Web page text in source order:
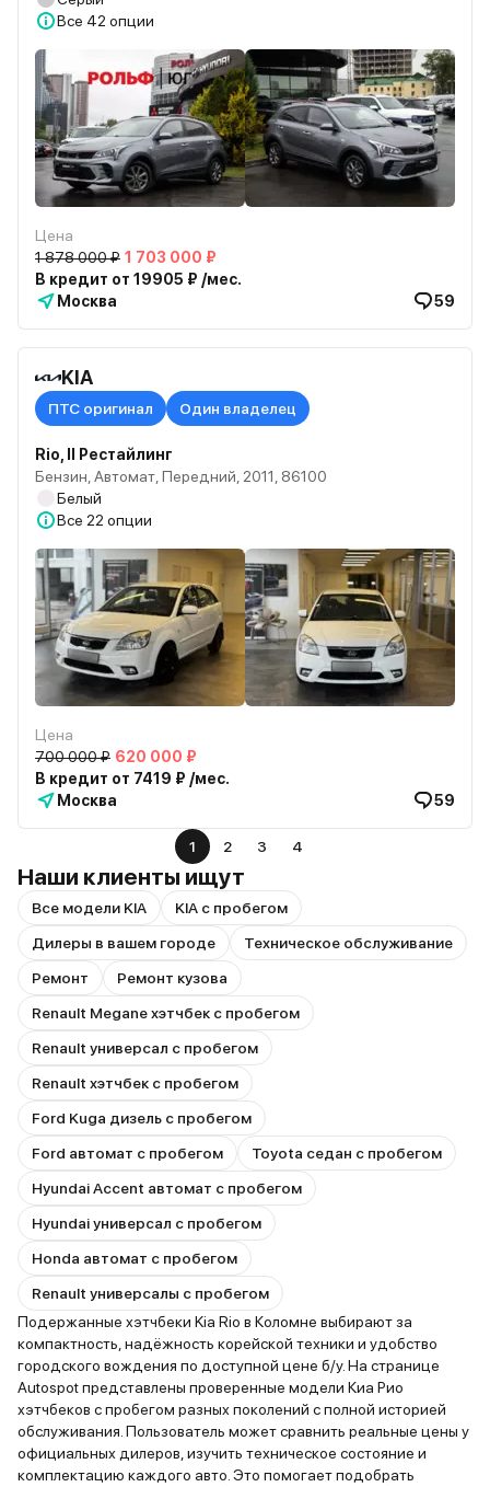
Все 42 опции
Цена
1 878 000 ₽ 1 703 000 ₽
В кредит от 19905 ₽ /мес.
Москва
59
KIA
ПТС оригинал Один владелец
Rio, II Рестайлинг
Бензин, Автомат, Передний, 2011, 86100
Белый
Все 22 опции
Цена
700 000 ₽ 620 000 ₽
В кредит от 7419 ₽ /мес.
Москва
59
1 2 3 4
Наши клиенты ищут
Все модели KIA
KIA с пробегом
Дилеры в вашем городе
Техническое обслуживание
Ремонт
Ремонт кузова
Renault Megane хэтчбек с пробегом
Renault универсал с пробегом
Renault хэтчбек с пробегом
Ford Kuga дизель с пробегом
Ford автомат с пробегом
Toyota седан с пробегом
Hyundai Accent автомат с пробегом
Hyundai универсал с пробегом
Honda автомат с пробегом
Renault универсалы с пробегом
Подержанные хэтчбеки Kia Rio в Коломне выбирают за
компактность, надёжность корейской техники и удобство
городского вождения по доступной цене б/у. На странице
Autospot представлены проверенные модели Киа Рио
хэтчбеков с пробегом разных поколений с полной историей
обслуживания. Пользователь может сравнить реальные цены у
официальных дилеров, изучить техническое состояние и
комплектацию каждого авто. Это помогает подобрать